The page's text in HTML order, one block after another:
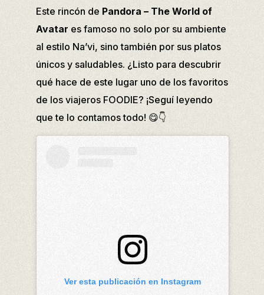
Este rincón de Pandora – The World of
Avatar es famoso no solo por su ambiente
al estilo Na’vi, sino también por sus platos
únicos y saludables. ¿Listo para descubrir
qué hace de este lugar uno de los favoritos
de los viajeros FOODIE? ¡Seguí leyendo
que te lo contamos todo! 😋👇
Ver esta publicación en Instagram